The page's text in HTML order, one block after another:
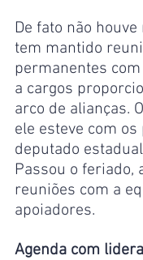
De fato não houve
tem mantido
permanentes
a cargos
arco de alianças.
ele esteve com
deputado
Passou o feriado,
reuniões com a
apoiadores.
Agenda com